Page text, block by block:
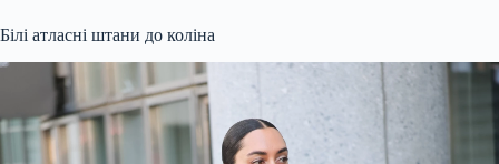
Білі атласні штани до коліна